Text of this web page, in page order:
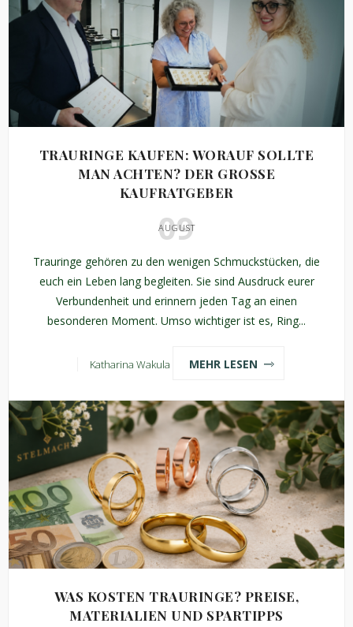
TRAURINGE KAUFEN: WORAUF SOLLTE
MAN ACHTEN? DER GROSSE K
AUFRATGEBER
09
AUGUST
Trauringe gehören zu den wenigen Schmuckstücken, die
euch ein Leben lang begleiten. Sie sind Ausdruck eurer
Verbundenheit und erinnern jeden Tag an einen
besonderen Moment. Umso wichtiger ist es, Ring...
Katharina Wakula MEHR LESEN
WAS KOSTEN TRAURINGE? PREISE,
MATERIALIEN UND SPARTIPPS